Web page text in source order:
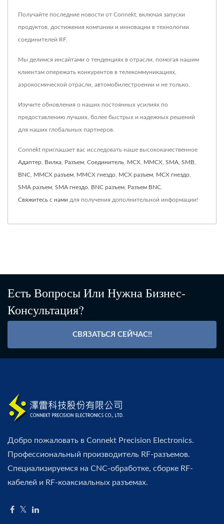
Получайте последние новости от Connekt, включая запуски
продуктов, достижения компании и инновации в технологии
соединителей RF.
Мы делимся инсайтами о тенденциях в отрасли, помогая нашим
клиентам опережать конкурентов в телекоммуникациях,
аэрокосмической отрасли, автомобилестроении и не только.
Изучите обновления о наших постоянных усилиях по
предоставлению лучших, более быстрых и надежных решений
для наших глобальных партнеров.
Connekt приглашает вас исследовать наше высококачественное
Адаптер Вилка Разъем Соединитель MCX MMCX SMA SMB
BNC MMCX разъем MMCX гнездо MCX разъем MCX гнездо
SMA разъем SMA гнездо BNC разъем Разъем BNC
Свяжитесь с нами для получения дополнительной информации!
Есть Вопросы Или Нужна Бизнес-
Консультация?
СВЯЗАТЬСЯ СЕЙЧАС!!
Добро пожаловать в Connekt Precision Electronics.
Профессиональный производитель RF-разъемов.
Специализируемся на CNC-обработке, сборке RF-
кабелей и RF-коаксиальных разъемах.